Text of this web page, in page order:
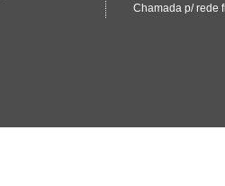
Chamada p/ rede